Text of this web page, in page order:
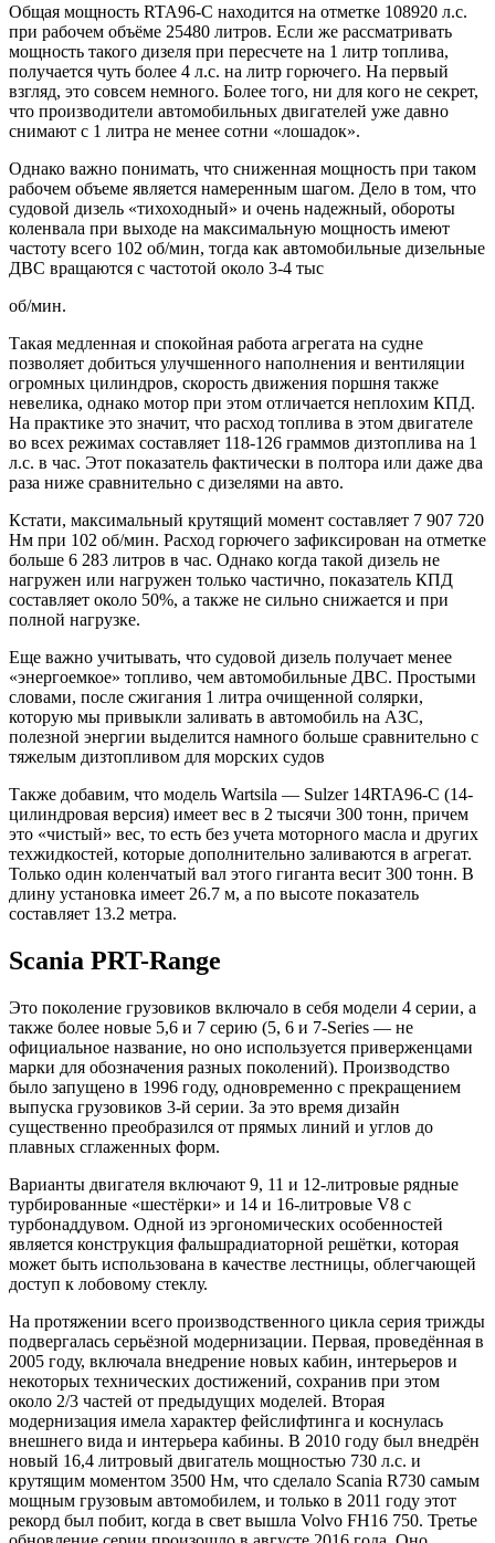
Общая мощность RTA96-C находится на отметке 108920 л.с.
при рабочем объёме 25480 литров. Если же рассматривать
мощность такого дизеля при пересчете на 1 литр топлива,
получается чуть более 4 л.с. на литр горючего. На первый
взгляд, это совсем немного. Более того, ни для кого не секрет,
что производители автомобильных двигателей уже давно
снимают с 1 литра не менее сотни «лошадок».
Однако важно понимать, что сниженная мощность при таком
рабочем объеме является намеренным шагом. Дело в том, что
судовой дизель «тихоходный» и очень надежный, обороты
коленвала при выходе на максимальную мощность имеют
частоту всего 102 об/мин, тогда как автомобильные дизельные
ДВС вращаются с частотой около 3-4 тыс
об/мин.
Такая медленная и спокойная работа агрегата на судне
позволяет добиться улучшенного наполнения и вентиляции
огромных цилиндров, скорость движения поршня также
невелика, однако мотор при этом отличается неплохим КПД.
На практике это значит, что расход топлива в этом двигателе
во всех режимах составляет 118-126 граммов дизтоплива на 1
л.с. в час. Этот показатель фактически в полтора или даже два
раза ниже сравнительно с дизелями на авто.
Кстати, максимальный крутящий момент составляет 7 907 720
Нм при 102 об/мин. Расход горючего зафиксирован на отметке
больше 6 283 литров в час. Однако когда такой дизель не
нагружен или нагружен только частично, показатель КПД
составляет около 50%, а также не сильно снижается и при
полной нагрузке.
Еще важно учитывать, что судовой дизель получает менее
«энергоемкое» топливо, чем автомобильные ДВС. Простыми
словами, после сжигания 1 литра очищенной солярки,
которую мы привыкли заливать в автомобиль на АЗС,
полезной энергии выделится намного больше сравнительно с
тяжелым дизтопливом для морских судов
Также добавим, что модель Wartsila — Sulzer 14RTA96-C (14-
цилиндровая версия) имеет вес в 2 тысячи 300 тонн, причем
это «чистый» вес, то есть без учета моторного масла и других
техжидкостей, которые дополнительно заливаются в агрегат.
Только один коленчатый вал этого гиганта весит 300 тонн. В
длину установка имеет 26.7 м, а по высоте показатель
составляет 13.2 метра.
Scania PRT-Range
Это поколение грузовиков включало в себя модели 4 серии, а
также более новые 5,6 и 7 серию (5, 6 и 7-Series — не
официальное название, но оно используется приверженцами
марки для обозначения разных поколений). Производство
было запущено в 1996 году, одновременно с прекращением
выпуска грузовиков 3-й серии. За это время дизайн
существенно преобразился от прямых линий и углов до
плавных сглаженных форм.
Варианты двигателя включают 9, 11 и 12-литровые рядные
турбированные «шестёрки» и 14 и 16-литровые V8 с
турбонаддувом. Одной из эргономических особенностей
является конструкция фальшрадиаторной решётки, которая
может быть использована в качестве лестницы, облегчающей
доступ к лобовому стеклу.
На протяжении всего производственного цикла серия трижды
подвергалась серьёзной модернизации. Первая, проведённая в
2005 году, включала внедрение новых кабин, интерьеров и
некоторых технических достижений, сохранив при этом
около 2/3 частей от предыдущих моделей. Вторая
модернизация имела характер фейслифтинга и коснулась
внешнего вида и интерьера кабины. В 2010 году был внедрён
новый 16,4 литровый двигатель мощностью 730 л.с. и
крутящим моментом 3500 Нм, что сделало Scania R730 самым
мощным грузовым автомобилем, и только в 2011 году этот
рекорд был побит, когда в свет вышла Volvo FH16 750. Третье